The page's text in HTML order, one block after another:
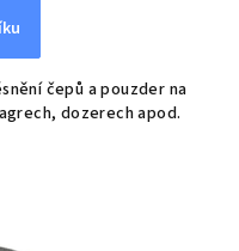
čepů a pouzder na
dozerech apod.